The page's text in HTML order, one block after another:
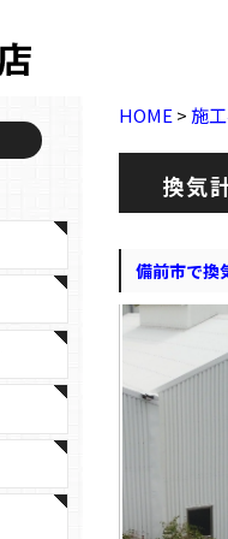
HOME >施
換気
備前市で換